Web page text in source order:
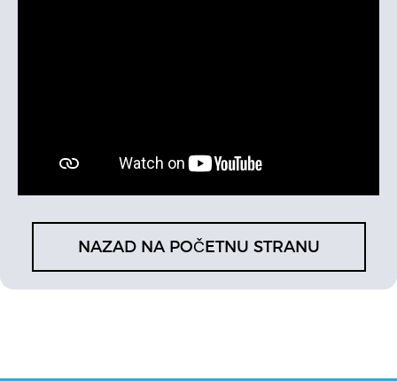
NAZAD NA POČETNU STRANU